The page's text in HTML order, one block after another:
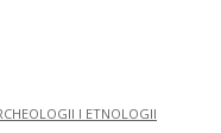
I ETNOLOGII